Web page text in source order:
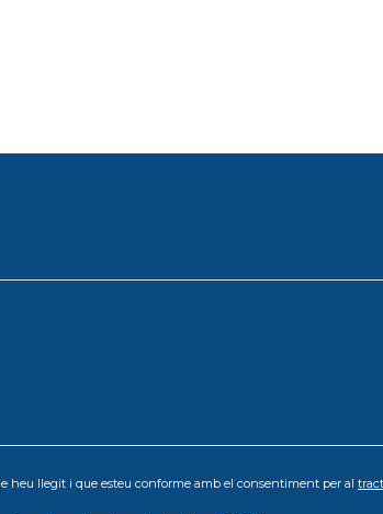
heu llegit i que esteu conforme amb el consentiment per al